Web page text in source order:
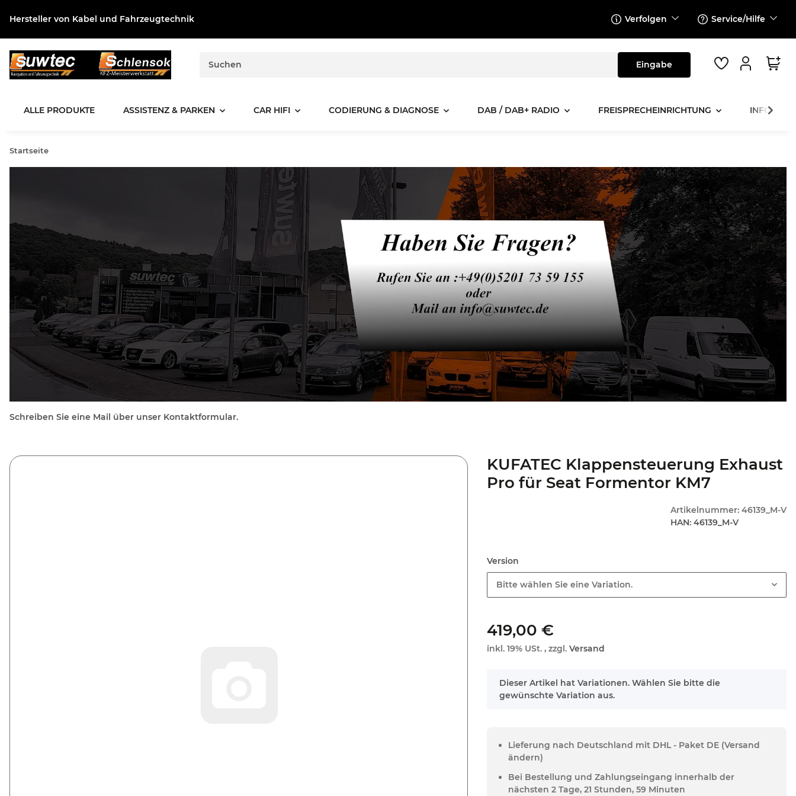
Hersteller von Kabel und Fahrzeugtechnik Verfolgen Service/Hilfe
ALLE PRODUKTE ASSISTENZ & PARKEN CAR HIFI CODIERUNG & DIAGNOSE DAB / DAB+ RADIO FREISPRECHEINRICHTUNG
Startseite
Schreiben Sie eine Mail über unser Kontaktformular.
KUFATEC Klappensteuerung Exhaust
Pro für Seat Formentor KM7
Artikelnummer: 46139_M-V
HAN: 46139_M-V
Version
Bitte wählen Sie eine Variation.
419,00 €
inkl. 19% USt. , zzgl.Versand
x
Dieser Artikel hat Variationen. Wählen Sie bitte die
gewünschte Variation aus.
Lieferung nach Deutschland mit DHL - Paket DE (Versand
ändern)
Bei Bestellung und Zahlungseingang innerhalb der
nächsten 2 Tage, 21 Stunden, 59 Minuten